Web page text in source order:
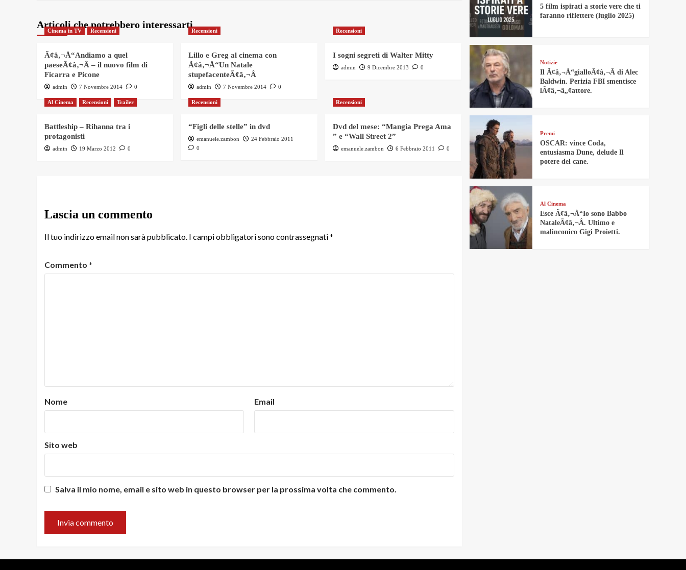
Articoli che potrebbero interessarti
Cinema in TV Recensioni
Ã¢â‚¬Å“Andiamo a quel
paeseÃ¢â‚¬Â – il nuovo film di
Ficarra e Picone
admin 7 Novembre 2014 0
Recensioni
Lillo e Greg al cinema con
Ã¢â‚¬Å“Un Natale
stupefacenteÃ¢â‚¬Â
admin 7 Novembre 2014 0
Recensioni
I sogni segreti di Walter Mitty
admin 9 Dicembre 2013 0
Al Cinema Recensioni Trailer
Battleship – Rihanna tra i
protagonisti
admin 19 Marzo 2012 0
Recensioni
“Figli delle stelle” in dvd
emanuele.zambon
24 Febbraio 2011
0
Recensioni
Dvd del mese: “Mangia Prega Ama
” e “Wall Street 2”
emanuele.zambon 6 Febbraio 2011 0
Lascia un commento
Il tuo indirizzo email non sarà pubblicato. I campi obbligatori sono contrassegnati*
Commento *
Nome Email
Sito web
Salva il mio nome, email e sito web in questo browser per la prossima volta che commento.
5 film ispirati a storie vere che ti
faranno riflettere (luglio 2025)
Notizie
Il Ã¢â‚¬Å“gialloÃ¢â‚¬Â di Alec
Baldwin. Perizia FBI smentisce
lÃ¢â‚¬â„¢attore.
Premi
OSCAR: vince Coda,
entusiasma Dune, delude Il
potere del cane.
Al Cinema
Esce Ã¢â‚¬Å“Io sono Babbo
NataleÃ¢â‚¬Â. Ultimo e
malinconico Gigi Proietti.